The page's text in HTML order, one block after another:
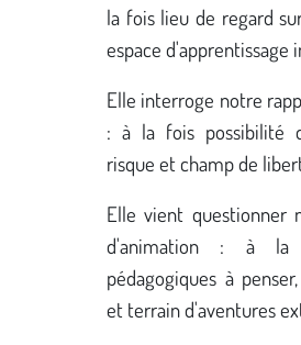
la fois lieu de regard
espace d'apprentissage
Elle interroge notre
: à la fois possibilité
risque et champ de
Elle vient questionner
d'animation : à la
pédagogiques à
et terrain d'aventures